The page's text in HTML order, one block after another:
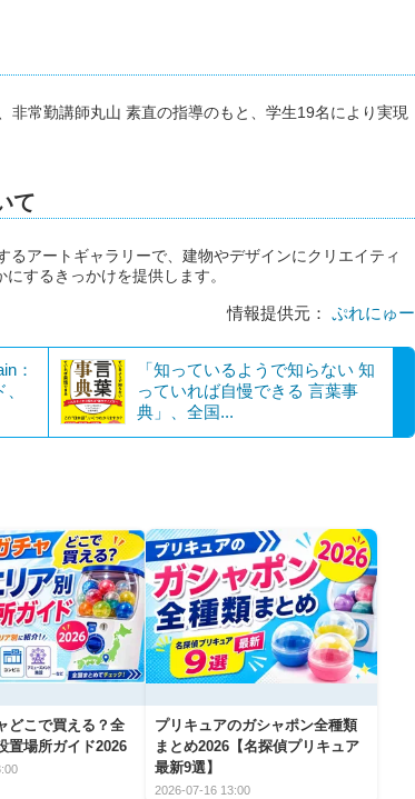
非常勤講師丸山 素直の指導のもと、学生19名により実現
て
るアートギャラリーで、建物やデザインにクリエイティ
するきっかけを提供します。
情報提供元： ぷれにゅー
：
「知っているようで知らない 知
っていれば自慢できる 言葉事
典」、全国...
どこで買える？全
置場所ガイド2026
プリキュアのガシャポン全種類
まとめ2026【名探偵プリキュア
最新9選】
2026-07-16 13:00